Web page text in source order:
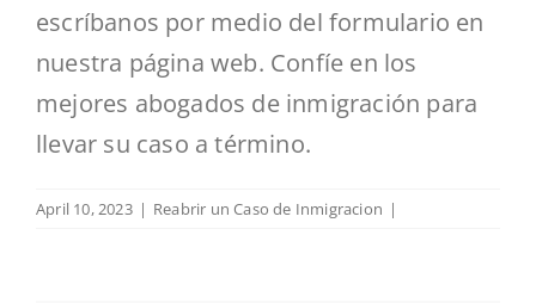
escríbanos por medio del formulario en
nuestra página web. Confíe en los
mejores abogados de inmigración para
llevar su caso a término.
April 10, 2023 | Reabrir un Caso de Inmigracion |